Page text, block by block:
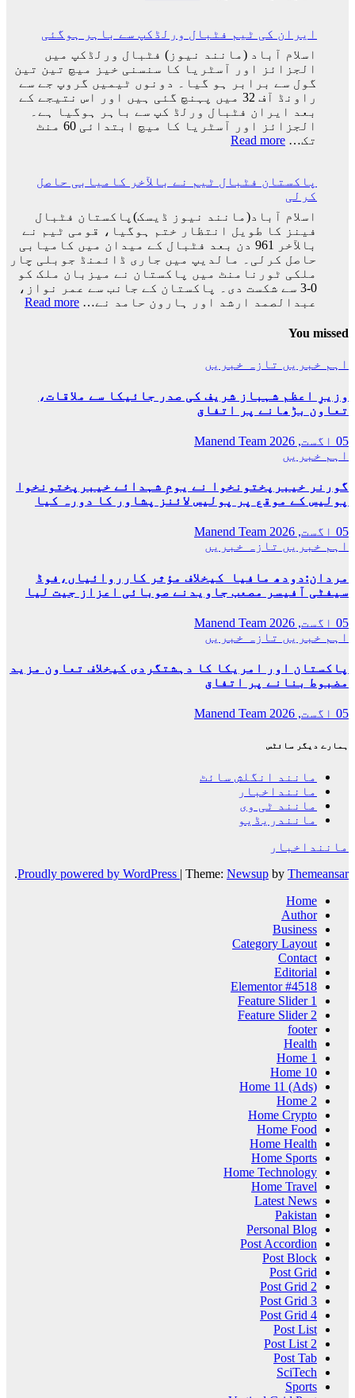
شکست
کیساتھ
رونالڈو
کا
ورلڈ
کپ
کا
سفر
ایران کی ٹیم فٹبال ورلڈکپ سے باہر ہوگئی
اسلام آباد (مانند نیوز) فٹبال ورلڈکپ میں
الجزائز اور آسٹریا کا سنسنی خیز میچ تین تین
گول سے برابر ہو گیا۔ دونوں ٹیمیں گروپ جے سے
راونڈ آف 32 میں پہنچ گئی ہیں اور اس نتیجے کے
بعد ایران فٹبال ورلڈ کپ سے باہر ہوگیا ہے۔
الجزائز اور آسٹریا کا میچ ابتدائی 60 منٹ
تک… Read more
:
ٹیم
سے
باہر
ہوگئی
پاکستان فٹبال ٹیم نے بالآخر کامیابی حاصل
کرلی
اسلام آباد(مانند نیوز ڈیسک)پاکستان فٹبال
فینز کا طویل انتظار ختم ہوگیا، قومی ٹیم نے
بالآخر 961 دن بعد فٹبال کے میدان میں کامیابی
حاصل کرلی۔ مالدیپ میں جاری ڈائمنڈ جوبلی چار
ملکی ٹورنامنٹ میں پاکستان نے میزبان ملک کو
0-3 سے شکست دی۔ پاکستان کے جانب سے عمر نواز،
عبدالصمد ارشد اور ہارون حامد نے… Read more
:
You missed
اہم خبریں تازہ خبریں
وزیرِ اعظم شہباز شریف کی صدر جائیکا سے ملاقات،
تعاون بڑھانے پر اتفاق
05 اگست, 2026
Manend Team
اہم خبریں
گورنر خیبرپختونخوا نے یومِ شہدائے خیبرپختونخوا
پولیس کے موقع پر پولیس لائنز پشاور کا دورہ کیا
05 اگست, 2026
Manend Team
اہم خبریں تازہ خبریں
مردان:دودھ مافیا کیخلاف مؤثر کارروائیاں،فوڈ
سیفٹی آفیسر مصعب جاویدنے صوبائی اعزاز جیت لیا
05 اگست, 2026
Manend Team
اہم خبریں تازہ خبریں
پاکستان اور امریکا کا دہشتگردی کیخلاف تعاون مزید
مضبوط بنانے پر اتفاق
05 اگست, 2026 Manend Team
ہمارے دیگر سائٹس
مانند انگلش سائٹ
ماننداخبار
مانند ٹی وی
مانندریڈیو
ماننداخبار
Proudly powered by WordPress | Theme: Newsup by Themeansar
.
Home
Author
Business
Category Layout
Contact
Editorial
Elementor #4518
Feature Slider 1
Feature Slider 2
footer
Health
Home 1
Home 10
Home 11 (Ads)
Home 2
Home Crypto
Home Food
Home Health
Home Sports
Home Technology
Home Travel
Latest News
Pakistan
Personal Blog
Post Accordion
Post Block
Post Grid
Post Grid 2
Post Grid 3
Post Grid 4
Post List
Post List 2
Post Tab
SciTech
Sports